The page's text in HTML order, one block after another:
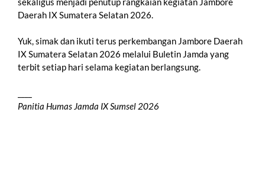
Daerah IX Sumatera Selatan 2026.
Yuk, simak dan ikuti terus perkembangan Jambore Daerah
IX Sumatera Selatan 2026 melalui Buletin Jamda yang
terbit setiap hari selama kegiatan berlangsung.
Panitia Humas Jamda IX Sumsel 2026